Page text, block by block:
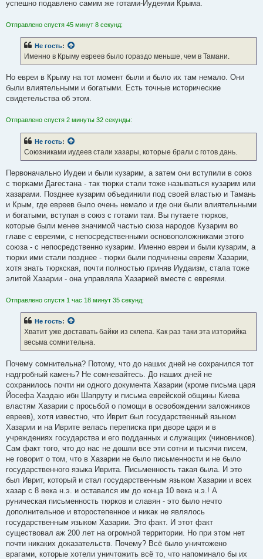
успешно подавлено самим же готами-Иудеями Крыма.
Отправлено спустя 45 минут 8 секунд:
Не гость:
Именно в Крыму евреев было гораздо меньше, чем в Тамани.
Но евреи в Крыму на тот момент были и было их там немало. Они
были влиятельными и богатыми. Есть точные исторические
свидетельства об этом.
Отправлено спустя 2 минуты 32 секунды:
Не гость:
Союзниками иудеев стали хазары, которые брали с готов дань.
Первоначально Иудеи и были кузарим, а затем они вступили в союз
с тюрками Дагестана - так тюрки стали тоже называться кузарим или
хазарами. Позднее кузарим объединили под своей властью и Тамань
и Крым, где евреев было очень немало и где они были влиятельными
и богатыми, вступая в союз с готами там. Вы путаете тюрков,
которые были менее значимой частью сюза народов Кузарим во
главе с евреями, с непосредственными основоположниками этого
союза - с непосредственно кузарим. Именно евреи и были кузарим, а
тюрки ими стали позднее - тюрки были подчинены евреям Хазарии,
хотя знать тюркская, почти полностью приняв Иудаизм, стала тоже
элитой Хазарии - она управляла Хазарией вместе с евреями.
Отправлено спустя 1 час 18 минут 35 секунд:
Не гость:
Хватит уже доставать байки из склепа. Как раз таки эта изторийка
весьма сомнительна.
Почему сомнительна? Потому, что до наших дней не сохранился тот
надгробный камень? Не сомневайтесь. До наших дней не
сохранилось почти ни одного документа Хазарии (кроме письма царя
Йосефа Хаздаю ибн Шапруту и письма еврейской общины Киева
властям Хазарии с просьбой о помощи в освобождении заложников
евреев), хотя известно, что Иврит был государственный языком
Хазарии и на Иврите велась переписка при дворе царя и в
учреждениях государства и его подданных и служащих (чиновников).
Сам факт того, что до нас не дошли все эти сотни и тысячи писем,
не говорит о том, что в Хазарии не было письменности и не было
государственного языка Иврита. Письменность такая была. И это
был Иврит, который и стал государственным языком Хазарии и всех
хазар с 8 века н.э. и оставался им до конца 10 века н.э.! А
руническая письменность тюрков и славян - это было нечто
дополнительное и второстепенное и никак не являлось
государственным языком Хазарии. Это факт. И этот факт
существовал аж 200 лет на огромной территории. Но при этом нет
почти никаких доказательств. Почему? Всё было уничтожено
врагами, которые хотели уничтожить всё то, что напоминало бы их